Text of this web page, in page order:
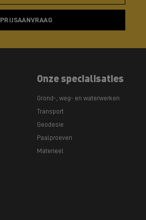
PRIJSAANVRAAG
Onze specialisaties
Grond-, weg- en waterwerken
Transport
Geodesie
Paalproeven
Materieel